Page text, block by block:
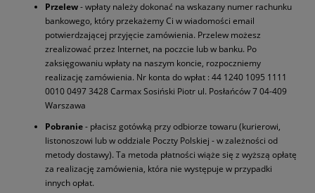
Przelew- wpłaty należy dokonać na wskazany numer rachunku
bankowego, który przekażemy Ci w wiadomości email
potwierdzającej przyjęcie zamówienia. Przelew możesz
zrealizować przez Internet, na poczcie lub w banku. Po
zaksięgowaniu wpłaty na naszym koncie, rozpoczniemy
realizację zamówienia. Nr konta do wpłat : 44 1240 1095 1111
0010 0497 3428 Carmax Sosiński Piotr ul. Posłańców 7 04-409
Warszawa
Pobranie- płacisz gotówką przy odbiorze towaru (kurierowi,
listonoszowi lub w oddziale Poczty Polskiej - w zależności od
metody dostawy). Ta metoda płatności wiąże się z wyższą opłatę
za realizację zamówienia, która nie występuje w przypadki
innych opłat.